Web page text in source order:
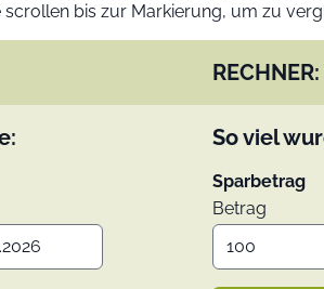
bis zur Markierung, um zu
So viel
Sparbetrag
Betrag